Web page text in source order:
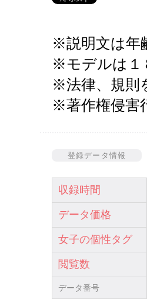
※説明文は年
※モデルは１
※法律、規則
※著作権侵害
登録データ情報
収録時間
データ価格
女子の個性タグ
閲覧数
データ番号